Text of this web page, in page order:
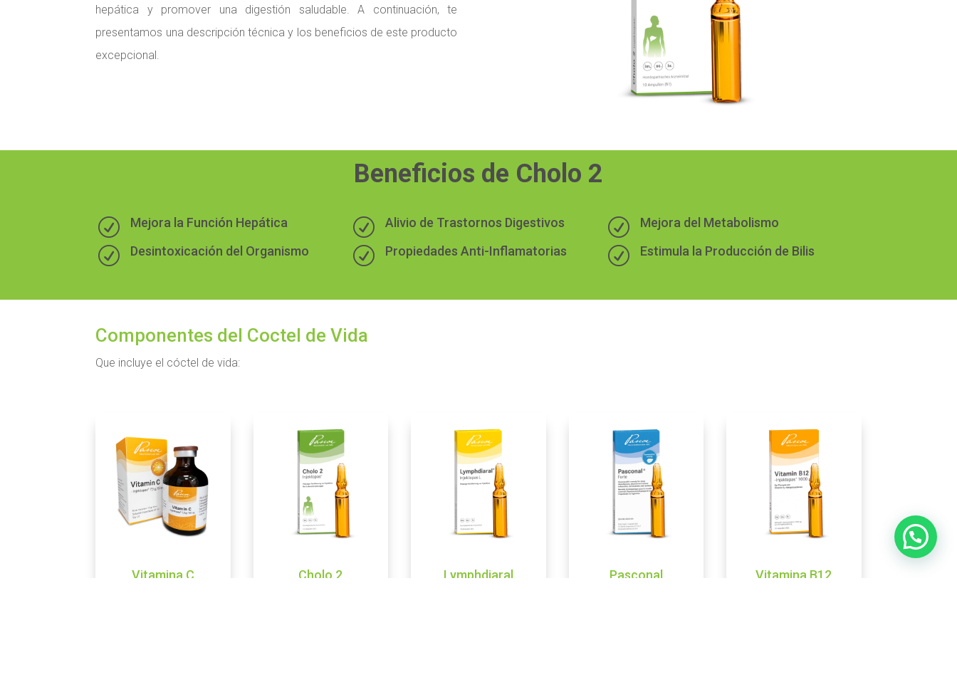
hepática y promover una digestión saludable. A continuación, te
presentamos una descripción técnica y los beneficios de este producto
excepcional.
Beneficios de Cholo 2
R Mejora la Función Hepática
R Desintoxicación del Organismo
R Alivio de Trastornos Digestivos
R Propiedades Anti-Inflamatorias
R Mejora del Metabolismo
R Estimula la Producción de Bilis
Componentes del Coctel de Vida
Que incluye el cóctel de vida:
Vitamina C Cholo 2 Lymphdiaral Pasconal Vitamina B12